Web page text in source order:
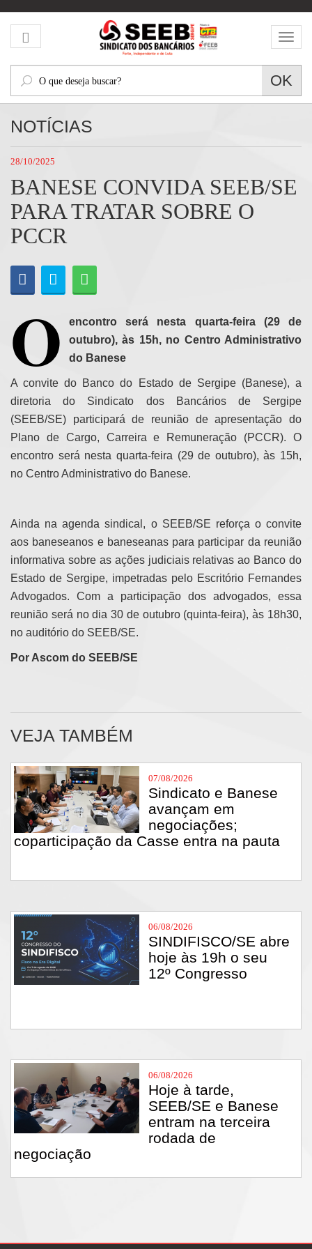
que
buscar?
OK
NOTÍCIAS
28/10/2025
BANESE CONVIDA SEEB/SE
PARA TRATAR SOBRE O
PCCR
O
encontro será nesta quarta-feira (29 de
outubro), às 15h, no Centro Administrativo
do Banese
A convite do Banco do Estado de Sergipe (Banese), a
diretoria do Sindicato dos Bancários de Sergipe
(SEEB/SE) participará de reunião de apresentação do
Plano de Cargo, Carreira e Remuneração (PCCR). O
encontro será nesta quarta-feira (29 de outubro), às 15h,
no Centro Administrativo do Banese.
Ainda na agenda sindical, o SEEB/SE reforça o convite
aos baneseanos e baneseanas para participar da reunião
informativa sobre as ações judiciais relativas ao Banco do
Estado de Sergipe, impetradas pelo Escritório Fernandes
Advogados. Com a participação dos advogados, essa
reunião será no dia 30 de outubro (quinta-feira), às 18h30,
no auditório do SEEB/SE.
Por Ascom do SEEB/SE
VEJA TAMBÉM
07/08/2026
Sindicato e Banese
avançam em
negociações;
coparticipação da Casse entra na pauta
06/08/2026
SINDIFISCO/SE abre
hoje às 19h o seu
12º Congresso
06/08/2026
Hoje à tarde,
SEEB/SE e Banese
entram na terceira
rodada de
negociação